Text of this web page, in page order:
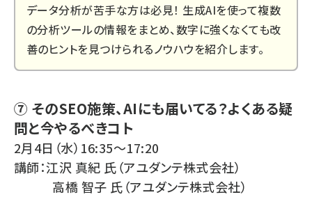
データ分析が苦手な方は必見！ 生成AIを使って複数
の分析ツールの情報をまとめ、数字に強くなくても改
善のヒントを見つけられるノウハウを紹介します。
⑦ そのSEO施策、AIにも届いてる？よくある疑
問と今やるべきコト
2月4日（水）16:35～17:20
講師：江沢 真紀 氏（アユダンテ株式会社）
高橋 智子 氏（アユダンテ株式会社）